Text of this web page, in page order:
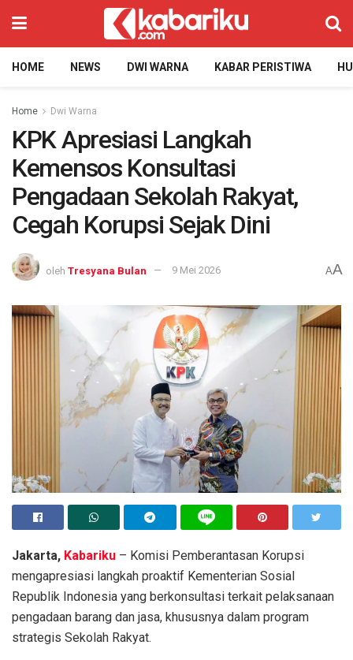
HOME NEWS DWI WARNA KABAR PERISTIWA
Home Dwi Warna
KPK Apresiasi Langkah
Kemensos Konsultasi
Pengadaan Sekolah Rakyat,
Cegah Korupsi Sejak Dini
oleh Tresyana Bulan 9 Mei 2026 AA
Jakarta, Kabariku – Komisi Pemberantasan Korupsi
mengapresiasi langkah proaktif Kementerian Sosial
Republik Indonesia yang berkonsultasi terkait pelaksanaan
pengadaan barang dan jasa, khususnya dalam program
strategis Sekolah Rakyat.